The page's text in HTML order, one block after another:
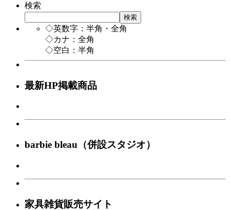
検索
検索
◇英数字：半角・全角
◇カナ：全角
◇空白：半角
最新HP掲載商品
barbie bleau（併設スタジオ）
家具雑貨販売サイト